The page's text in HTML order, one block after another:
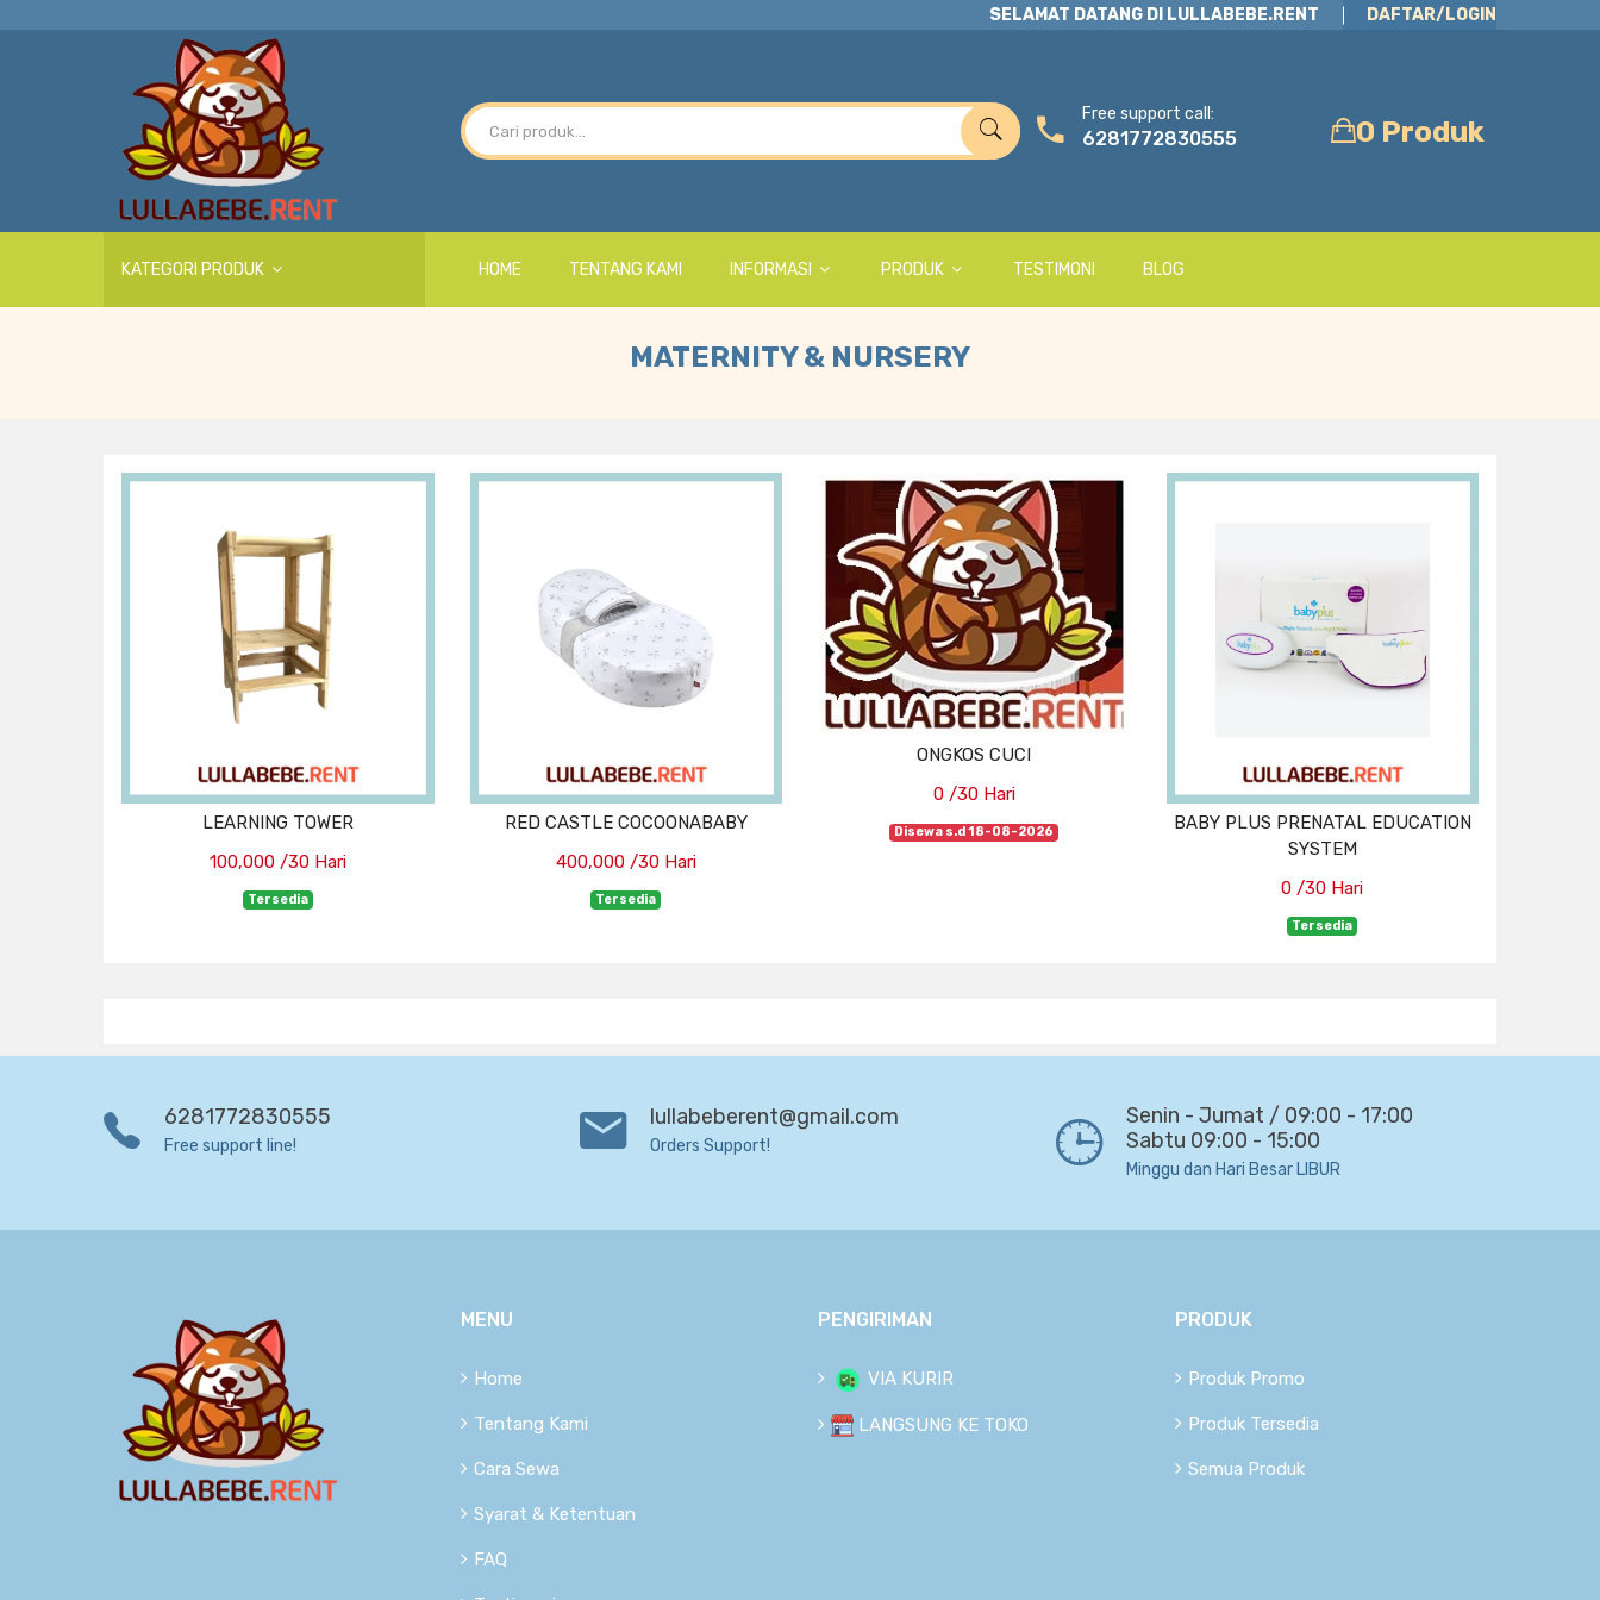
SELAMAT DATANG DI LULLABEBE.RENT DAFTAR/LOGIN
Free support call:
6281772830555 0 Produk
KATEGORI PRODUK HOME TENTANG KAMI INFORMASI PRODUK TESTIMONI BLOG
MATERNITY & NURSERY
LEARNING TOWER
100,000 /30 Hari
Tersedia
RED CASTLE COCOONABABY
400,000 /30 Hari
Tersedia
ONGKOS CUCI
0 /30 Hari
Disewa s.d 18-08-2026
BABY PLUS PRENATAL EDUCATION
SYSTEM
0 /30 Hari
Tersedia
6281772830555
Free support line!
lullabeberent@gmail.com
Orders Support!
Senin - Jumat / 09:00 - 17:00
Sabtu 09:00 - 15:00
Minggu dan Hari Besar LIBUR
MENU
Home
Tentang Kami
Cara Sewa
Syarat & Ketentuan
FAQ
PENGIRIMAN
VIA KURIR
LANGSUNG KE TOKO
PRODUK
Produk Promo
Produk Tersedia
Semua Produk